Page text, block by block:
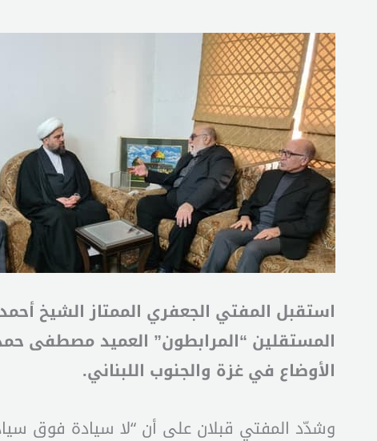
استقبل المفتي الجعفري الممتاز الشيخ
المستقلين “المرابطون” العميد مصطفى
الأوضاع في غزة والجنوب اللبناني.
وشدّد المفتي قبلان على أن “لا سيادة فوق